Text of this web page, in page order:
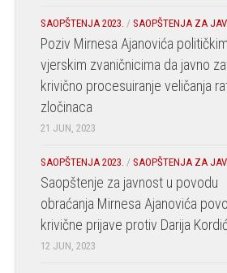
SAOPŠTENJA 2023. / SAOPŠTENJA ZA
Poziv Mirnesa Ajanovića
vjerskim zvaničnicima da javno
krivično procesuiranje veličanja
zločinaca
21 JUN, 2023
SAOPŠTENJA 2023. / SAOPŠTENJA ZA
Saopštenje za javnost u povodu
obraćanja Mirnesa Ajanovića
krivične prijave protiv Darija
12 JUN, 2023